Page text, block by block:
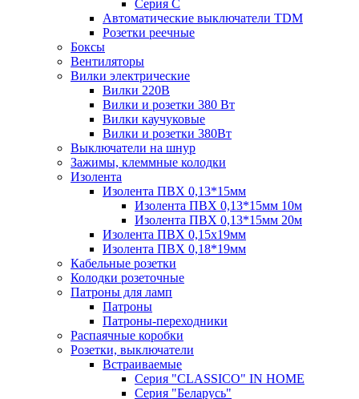
Серия С
Автоматические выключатели TDM
Розетки реечные
Боксы
Вентиляторы
Вилки электрические
Вилки 220В
Вилки и розетки 380 Вт
Вилки каучуковые
Вилки и розетки 380Вт
Выключатели на шнур
Зажимы, клеммные колодки
Изолента
Изолента ПВХ 0,13*15мм
Изолента ПВХ 0,13*15мм 10м
Изолента ПВХ 0,13*15мм 20м
Изолента ПВХ 0,15х19мм
Изолента ПВХ 0,18*19мм
Кабельные розетки
Колодки розеточные
Патроны для ламп
Патроны
Патроны-переходники
Распаячные коробки
Розетки, выключатели
Встраиваемые
Серия "CLASSICO" IN HOME
Серия "Беларусь"